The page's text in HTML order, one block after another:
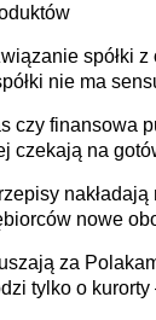
spółki z
nie ma
czy finansowa
czekają na
nakładają
nowe
za
tylko o kurorty